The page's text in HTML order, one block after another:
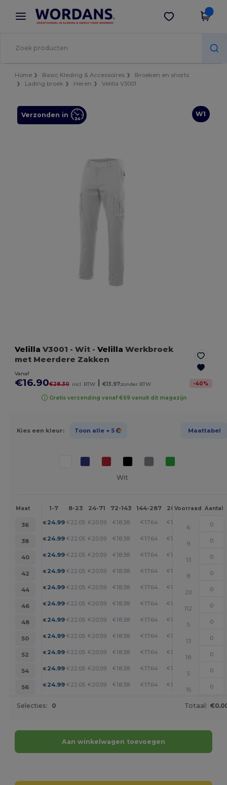
× Wordans-app
Betere prijzen in de app!
Download app
Home Basic Kleding & Accessoires
Broeken en shorts
Lading broek
Heren Velilla V3001
W1
Verzonden in
Velilla V3001 - Wit -Velilla Werkbroek
met Meerdere Zakken
Vanaf
€16.90€28.30 incl. BTW | €13.97zonder BTW -40%
Gratis verzending vanaf €69 vanuit dit magazijn
Kies een kleur: Toon alle + 5 Maattabel
Wit
Maat 1-7 8-23 24-71 72-143 144-287 288 + Meer
Voorraad Aantal
36 €24.99 € 22.05 € 20.59 € 18.38 € 17.64 € 16.90
6
38
€24.99 € 22.05 € 20.59 € 18.38 € 17.64 € 16.90
9
40
€24.99 € 22.05 € 20.59 € 18.38 € 17.64 € 16.90
13
42
€24.99 € 22.05 € 20.59 € 18.38 € 17.64 € 16.90
8
44
€24.99 € 22.05 € 20.59 € 18.38 € 17.64 € 16.90
20
46
€24.99 € 22.05 € 20.59 € 18.38 € 17.64 € 16.90
112
48
€24.99 € 22.05 € 20.59 € 18.38 € 17.64 € 16.90
5
50
€24.99 € 22.05 € 20.59 € 18.38 € 17.64 € 16.90
13
52
€24.99 € 22.05 € 20.59 € 18.38 € 17.64 € 16.90
18
54
€24.99 € 22.05 € 20.59 € 18.38 € 17.64 € 16.90
5
56
€24.99 € 22.05 € 20.59 € 18.38 € 17.64 € 16.90
15
Selecties: 0 Totaal:
Aan winkelwagen toevoegen